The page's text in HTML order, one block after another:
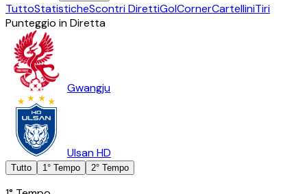
TuttoStatisticheScontri DirettiGolCornerCartelliniTiri
Punteggio in Diretta
Gwangju
Ulsan HD
Tutto 1° Tempo 2° Tempo